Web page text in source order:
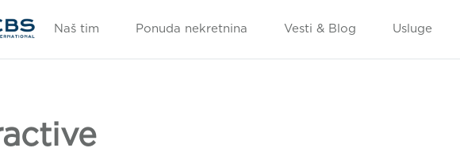
Naš tim Ponuda nekretnina Vesti & Blog Usluge